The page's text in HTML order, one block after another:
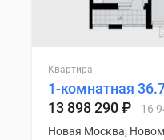
Квартира
1-комнатная
13 898 290₽ 16
Новая Москва,